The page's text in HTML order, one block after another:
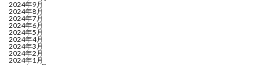
2024年9月
2024年8月
2024年7月
2024年6月
2024年5月
2024年4月
2024年3月
2024年2月
2024年1月